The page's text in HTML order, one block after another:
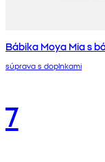
Bábika Moya Mia s
súprava s doplnkami
7